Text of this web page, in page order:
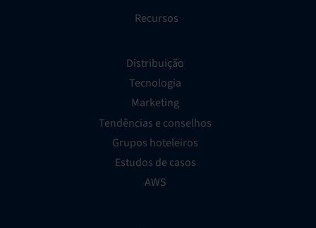
Recursos
Distribuição
Tecnologia
Marketing
Tendências e conselhos
Grupos hoteleiros
Estudos de casos
AWS